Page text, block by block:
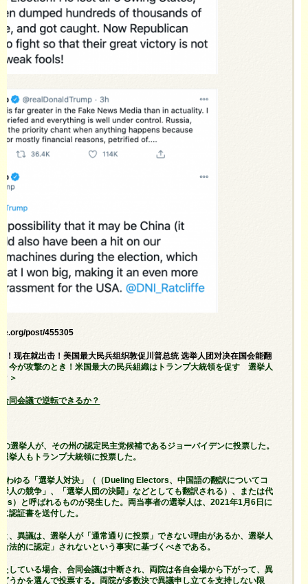
post/455305
！现在就出击！美国最大民兵组织敦促川普总统 选举人团对决在国会能翻
今が攻撃のとき！米国最大の民兵組織はトランプ大統領を促す 選挙人
＞
同会議で逆転できるか？
選挙人が、その州の認定民主党候補であるジョーバイデンに投票した。
挙人もトランプ大統領に投票した。
わゆる「選挙人対決」（（Dueling Electors、中国語の翻訳についてコ
人の競争」、「選挙人団の決闘」などとしても翻訳される）、または代
）と呼ばれるものが発生した。両当事者の選挙人は、2021年1月6日に
認証書を送付した。
、異議は、選挙人が「通常通りに投票」できない理由があるか、選挙人
法的に認定」されないという事実に基づくべきである。
している場合、合同会議は中断され、両院は各自会場から下がって、異
うかを選んで投票する。両院が多数決で異議申し立てを支持しない限